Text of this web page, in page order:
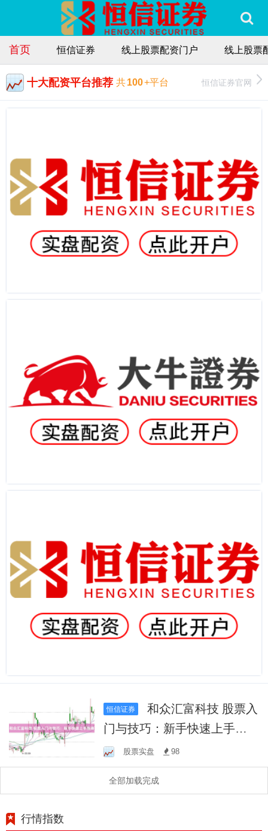
首页 恒信证券 线上股票配资门户 线上股票
十大配资平台推荐 共100+平台 恒信证券官网
恒信证券
和众汇富科技 股票入
门与技巧：新手快速上手指
南
股票实盘 98
全部加载完成
行情指数